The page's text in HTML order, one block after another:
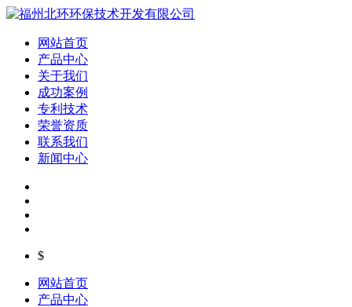
网站首页
产品中心
关于我们
成功案例
专利技术
荣誉资质
联系我们
新闻中心
$
网站首页
产品中心